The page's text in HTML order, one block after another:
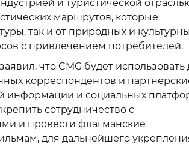
и туристической
маршрутов, которые
так и от природных и
с привлечением потребителей.
что CMG будет использовать
корреспондентов и
информации и социальных
сотрудничество с
и провести флагманские
для дальнейшего